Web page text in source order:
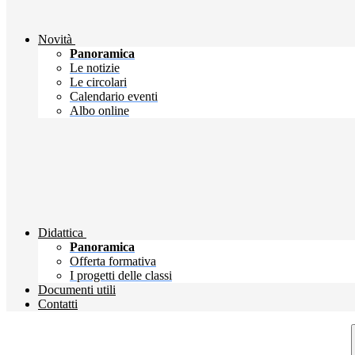
Novità
Panoramica
Le notizie
Le circolari
Calendario eventi
Albo online
Didattica
Panoramica
Offerta formativa
I progetti delle classi
Documenti utili
Contatti